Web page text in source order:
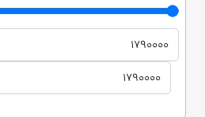
پارچه مبلی شانل
پارچه مبلی مخمل
دونری هوم